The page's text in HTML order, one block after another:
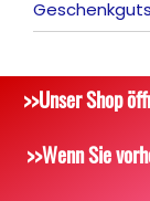
Zubehör
Alle
Attrappen
>>Unser Shop
>>Wenn Sie